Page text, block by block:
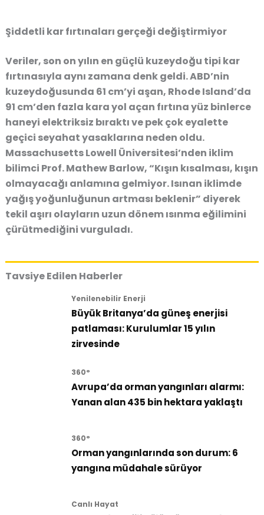
Şiddetli kar fırtınaları gerçeği değiştirmiyor
Veriler, son on yılın en güçlü kuzeydoğu tipi kar
fırtınasıyla aynı zamana denk geldi. ABD’nin
kuzeydoğusunda 61 cm’yi aşan, Rhode Island’da
91 cm’den fazla kara yol açan fırtına yüz binlerce
haneyi elektriksiz bıraktı ve pek çok eyalette
geçici seyahat yasaklarına neden oldu.
Massachusetts Lowell Üniversitesi’nden iklim
bilimci Prof. Mathew Barlow, “Kışın kısalması, kışın
olmayacağı anlamına gelmiyor. Isınan iklimde
yağış yoğunluğunun artması beklenir” diyerek
tekil aşırı olayların uzun dönem ısınma eğilimini
çürütmediğini vurguladı.
Tavsiye Edilen Haberler
Yenilenebilir Enerji
Büyük Britanya’da güneş enerjisi
patlaması: Kurulumlar 15 yılın
zirvesinde
360°
Avrupa’da orman yangınları alarmı:
Yanan alan 435 bin hektara yaklaştı
360°
Orman yangınlarında son durum: 6
yangına müdahale sürüyor
Canlı Hayat